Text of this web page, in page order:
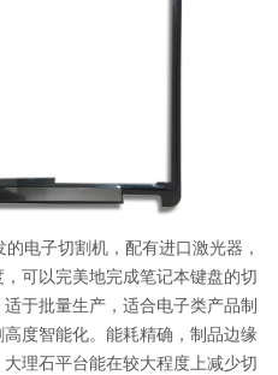
电子切割机，配有进口激光器，
可以完美地完成笔记本键盘的切
于批量生产，适合电子类产品制
度智能化。能耗精确，制品边缘
理石平台能在较大程度上减少切